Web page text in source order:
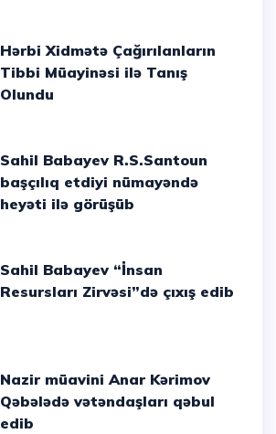
Hərbi Xidmətə Çağırılanların
Tibbi Müayinəsi ilə Tanış
Olundu
Sahil Babayev R.S.Santoun
başçılıq etdiyi nümayəndə
heyəti ilə görüşüb
Sahil Babayev “İnsan
Resursları Zirvəsi”də çıxış edib
Nazir müavini Anar Kərimov
Qəbələdə vətəndaşları qəbul
edib